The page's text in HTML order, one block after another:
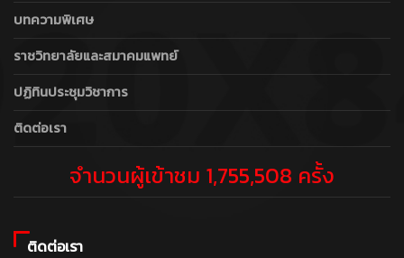
บทความพิเศษ
ราชวิทยาลัยและสมาคมแพทย์
ปฏิทินประชุมวิชาการ
ติดต่อเรา
จำนวนผู้เข้าชม 1,755,508 ครั้ง
ติดต่อเรา